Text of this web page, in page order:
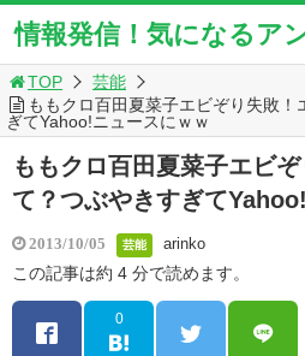
情報発信！気になるア
TOP
芸能
ももクロ百田夏菜子エビぞり失敗！
ぎてYahoo!ニュースにｗｗ
ももクロ百田夏菜子エビ
て？つぶやきすぎて
2013/10/05 芸能 arinko
この記事は約 4 分で読めます。
0